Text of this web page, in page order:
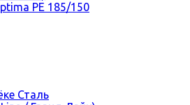
PE 185/150
Сталь